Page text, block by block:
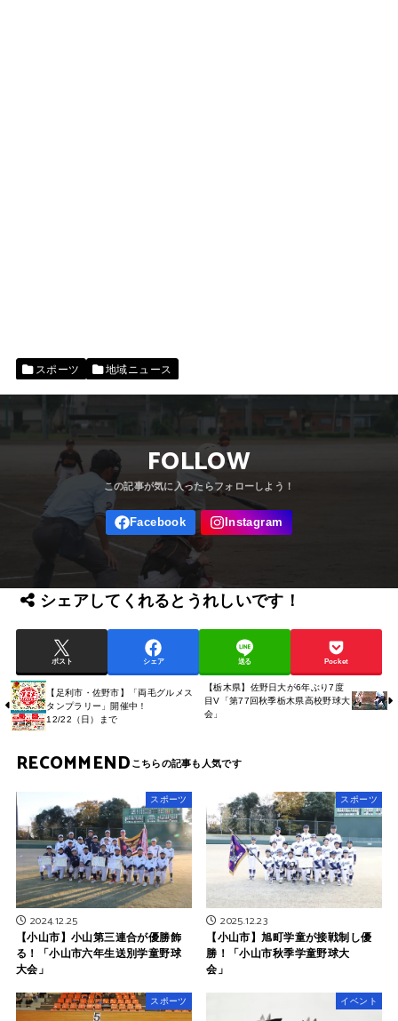
スポーツ 地域ニュース
FOLLOW
シェアしてくれるとうれしいです！
ポスト シェア 送る Pocket
【足利市・佐野市】「両毛グルメス
タンプラリー」開催中！
12/22（日）まで
【栃木県】佐野日大が6年ぶり7度
目V「第77回秋季栃木県高校野球大
会」
RECOMMEND
スポーツ
2024.12.25
【小山市】小山第三連合が優勝飾
る！「小山市六年生送別学童野球
大会」
スポーツ
2025.12.23
【小山市】旭町学童が接戦制し優
勝！「小山市秋季学童野球大
会」
スポーツ イベント